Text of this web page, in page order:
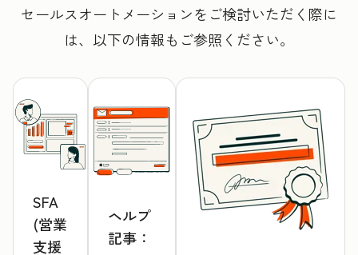
セールスオートメーションをご検討いただく際に
は、以下の情報もご参照ください。
SFA
(営業
支援
ヘルプ
記事：